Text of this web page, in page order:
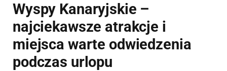
Wyspy Kanaryjskie –
najciekawsze atrakcje i
miejsca warte odwiedzenia
podczas urlopu